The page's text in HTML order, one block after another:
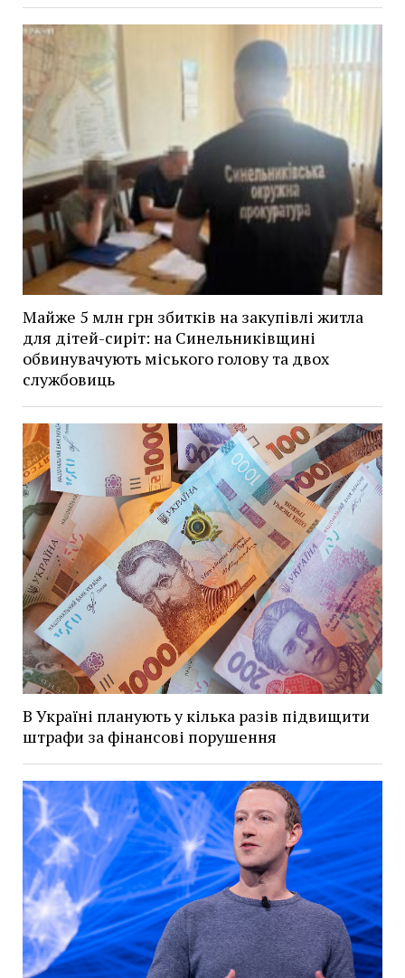
Майже 5 млн грн збитків на закупівлі житла
для дітей-сиріт: на Синельниківщині
обвинувачують міського голову та двох
службовиць
В Україні планують у кілька разів підвищити
штрафи за фінансові порушення